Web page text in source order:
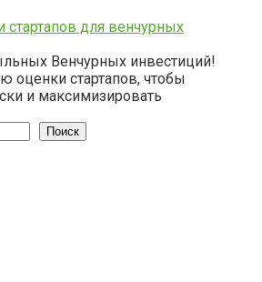
стартапов для венчурных
Венчурных инвестиций!
оценки стартапов, чтобы
и максимизировать
Поиск